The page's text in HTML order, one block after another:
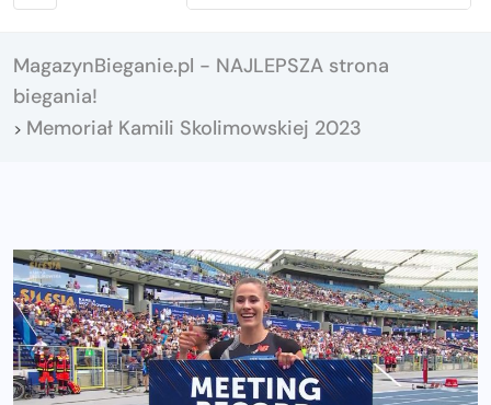
MagazynBieganie.pl - NAJLEPSZA strona
biegania!
> Memoriał Kamili Skolimowskiej 2023